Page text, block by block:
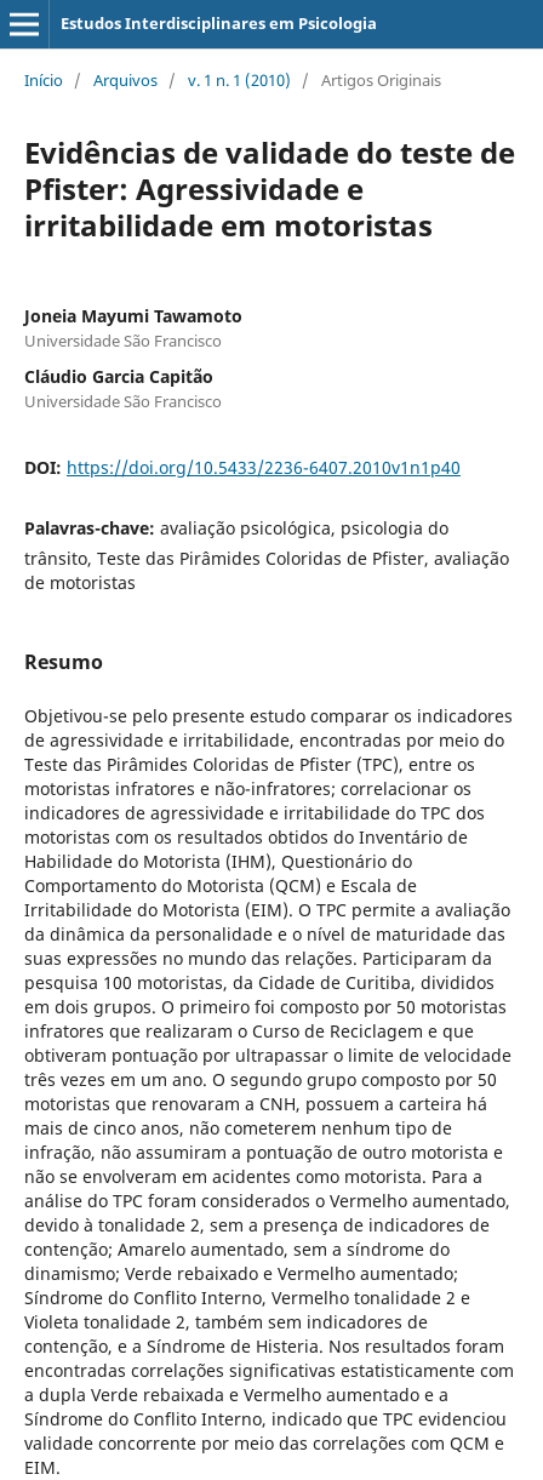
Estudos Interdisciplinares em Psicologia
Início / Arquivos / v. 1 n. 1 (2010) / Artigos Originais
Evidências de validade do teste de
Pfister: Agressividade e
irritabilidade em motoristas
Joneia Mayumi Tawamoto
Universidade São Francisco
Cláudio Garcia Capitão
Universidade São Francisco
DOI: https://doi.org/10.5433/2236-6407.2010v1n1p40
Palavras-chave: avaliação psicológica, psicologia do
trânsito, Teste das Pirâmides Coloridas de Pfister, avaliação
de motoristas
Resumo
Objetivou-se pelo presente estudo comparar os indicadores
de agressividade e irritabilidade, encontradas por meio do
Teste das Pirâmides Coloridas de Pfister (TPC), entre os
motoristas infratores e não-infratores; correlacionar os
indicadores de agressividade e irritabilidade do TPC dos
motoristas com os resultados obtidos do Inventário de
Habilidade do Motorista (IHM), Questionário do
Comportamento do Motorista (QCM) e Escala de
Irritabilidade do Motorista (EIM). O TPC permite a avaliação
da dinâmica da personalidade e o nível de maturidade das
suas expressões no mundo das relações. Participaram da
pesquisa 100 motoristas, da Cidade de Curitiba, divididos
em dois grupos. O primeiro foi composto por 50 motoristas
infratores que realizaram o Curso de Reciclagem e que
obtiveram pontuação por ultrapassar o limite de velocidade
três vezes em um ano. O segundo grupo composto por 50
motoristas que renovaram a CNH, possuem a carteira há
mais de cinco anos, não cometerem nenhum tipo de
infração, não assumiram a pontuação de outro motorista e
não se envolveram em acidentes como motorista. Para a
análise do TPC foram considerados o Vermelho aumentado,
devido à tonalidade 2, sem a presença de indicadores de
contenção; Amarelo aumentado, sem a síndrome do
dinamismo; Verde rebaixado e Vermelho aumentado;
Síndrome do Conflito Interno, Vermelho tonalidade 2 e
Violeta tonalidade 2, também sem indicadores de
contenção, e a Síndrome de Histeria. Nos resultados foram
encontradas correlações significativas estatisticamente com
a dupla Verde rebaixada e Vermelho aumentado e a
Síndrome do Conflito Interno, indicado que TPC evidenciou
validade concorrente por meio das correlações com QCM e
EIM.